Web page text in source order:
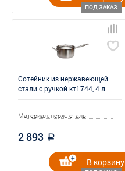
ПОД ЗАКАЗ
Сотейник из нержавеющей
стали с ручкой кт1744, 4 л
Материал: нерж. сталь
2 893 a
В корзину